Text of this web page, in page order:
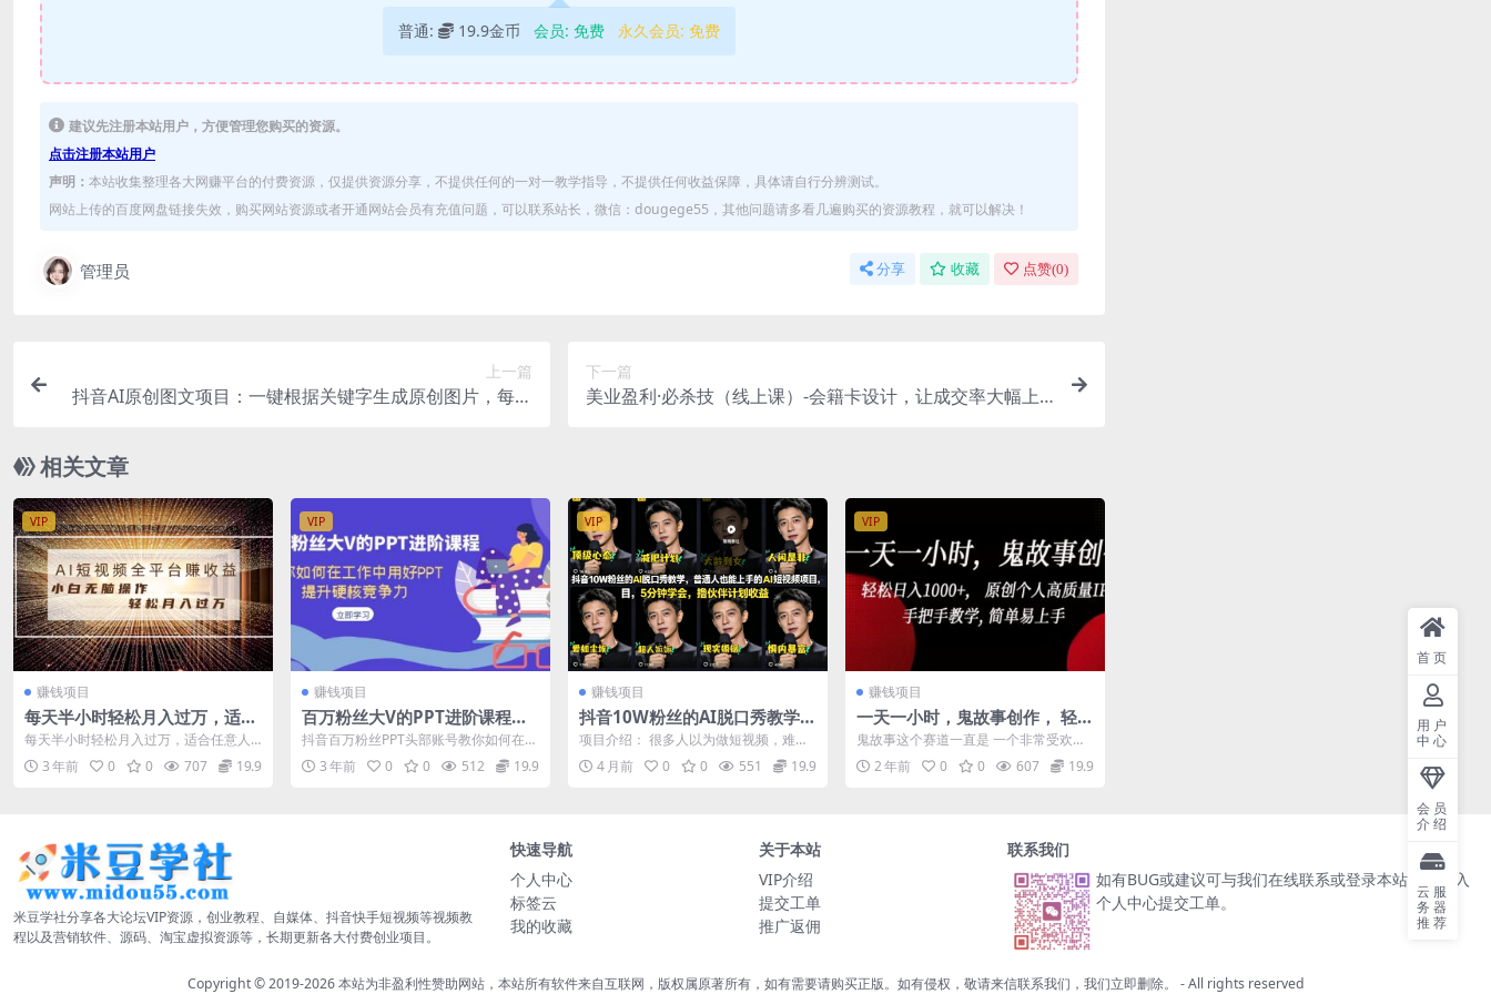
普通: 19.9金币 会员: 免费 永久会员: 免费
建议先注册本站用户，方便管理您购买的资源。
点击注册本站用户
声明： 本站收集整理各大网赚平台的付费资源，仅提供资源分享，不提供任何的一对一教学指导，不提供任何收益保障，具体请自行分辨测试。
网站上传的百度网盘链接失效，购买网站资源或者开通网站会员有充值问题，可以联系站长，微信：dougege55，其他问题请多看几遍购买的资源教程，就可以解决！
管理员 分享 收藏 点赞(0)
上一篇
抖音AI原创图文项目：一键根据关键字生成原创图片，每天
下一篇
美业盈利·必杀技（线上课）-会籍卡设计，让成交率大幅上
相关文章
VIP
赚钱项目
每天半小时轻松月入过万，适合
任意人群，小白无脑操作，AI条
条原创视频
每天半小时轻松月入过万，适合任意人
群，小白无脑操作，AI条条原创视频 这
个项目今...
3 年前 0 0 707 19.9
VIP
赚钱项目
百万粉丝大V的PPT进阶课程，
教你如何在工作中用好PPT，提
升硬核竞争力
抖音百万粉丝PPT头部账号教你如何在工
作中用好PPT,让你做得快看得快少改稿
高颜...3 年前 0 0 512 19.9
VIP
赚钱项目
抖音10W粉丝的AI脱口秀教学，
普通人也能上手的AI短视频项
目，5分钟学会，撸伙伴计划收
益
项目介绍： 很多人以为做短视频，难在
不会拍、不会剪、不会出镜。 但这个项
目，刚好...
4 月前 0 0 551 19.9
VIP
赚钱项目
一天一小时，鬼故事创作， 轻松
日入1000+， 原创个人高质量I
P，手把手教学, 简单易上手
鬼故事这个赛道一直是 一个非常受欢迎
的项目，大多数喜欢从这种故事中寻求
一种刺激感...
2 年前 0 0 607 19.9
米豆学社分享各大论坛VIP资源，创业教程、自媒体、抖音快手短视频等视频教
程以及营销软件、源码、淘宝虚拟资源等，长期更新各大付费创业项目。
快速导航
个人中心
标签云
我的收藏
关于本站
VIP介绍
提交工单
推广返佣
联系我们
如有BUG或建议可与我们在线联系或登录本站账号进入
个人中心提交工单。
Copyright © 2019-2026本站为非盈利性赞助网站，本站所有软件来自互联网，版权属原著所有，如有需要请购买正版。如有侵权，敬请来信联系我们，我们立即删除。
- All rights reserved
首页
用户
中心
会员
介绍
云服
务器
推荐